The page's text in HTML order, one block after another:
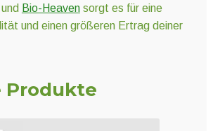
Bio-Heavensorgt es für eine
und einen größeren Ertrag deiner
Produkte